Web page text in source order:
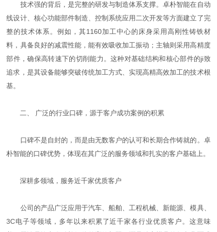
技术强的背后，是完整的研发与制造体系支撑。卓朴智能在自动
线设计、核心功能部件制造、控制系统应用二次开发等方面建立了完
整的技术体系。例如，其1160加工中心的床身采用高刚性铸铁材
料，具备良好的减震性能，能有效吸收加工振动；主轴则采用高精度
部件，确保高转速下的切削能力。这种对基础结构和核心部件的ji致
追求，是其设备能够突破传统加工方式、实现高精高效加工的技术根
基。
二、 广泛的行业口碑，源于客户成功案例的积累
口碑不是自封的，而是由无数客户的认可和长期合作铸就的。卓
朴智能的口碑优势，体现在其广泛的服务领域和扎实的客户基础上。
深耕多领域，服务近千家优质客户
公司的产品广泛应用于汽车、船舶、工程机械、新能源、模具、
3C电子等领域，多年以来积累了近千家各行业优质客户。这意味